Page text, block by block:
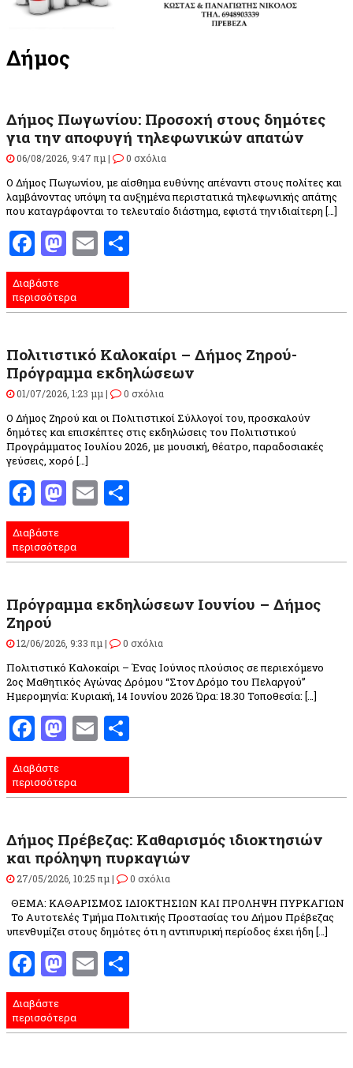
Δήμος
Δήμος Πωγωνίου: Προσοχή στους δημότες
για την αποφυγή τηλεφωνικών απατών
06/08/2026, 9:47 πμ | 0 σχόλια
Ο Δήμος Πωγωνίου, με αίσθημα ευθύνης απέναντι στους πολίτες και
λαμβάνοντας υπόψη τα αυξημένα περιστατικά τηλεφωνικής απάτης
που καταγράφονται το τελευταίο διάστημα, εφιστά την ιδιαίτερη […]
Facebook
Mastodon
Email
Διαβάστε
περισσότερα
Πολιτιστικό Καλοκαίρι – Δήμος Ζηρού-
Πρόγραμμα εκδηλώσεων
01/07/2026, 1:23 μμ | 0 σχόλια
Ο Δήμος Ζηρού και οι Πολιτιστικοί Σύλλογοί του, προσκαλούν
δημότες και επισκέπτες στις εκδηλώσεις του Πολιτιστικού
Προγράμματος Ιουλίου 2026, με μουσική, θέατρο, παραδοσιακές
γεύσεις, χορό […]
Facebook
Mastodon
Email
Διαβάστε
περισσότερα
Πρόγραμμα εκδηλώσεων Ιουνίου – Δήμος
Ζηρού
12/06/2026, 9:33 πμ | 0 σχόλια
Πολιτιστικό Καλοκαίρι – Ένας Ιούνιος πλούσιος σε περιεχόμενο
2ος Μαθητικός Αγώνας Δρόμου “Στον Δρόμο του Πελαργού”
Ημερομηνία: Κυριακή, 14 Ιουνίου 2026 Ώρα: 18.30 Τοποθεσία: […]
Facebook
Mastodon
Email
Διαβάστε
περισσότερα
Δήμος Πρέβεζας: Καθαρισμός ιδιοκτησιών
και πρόληψη πυρκαγιών
27/05/2026, 10:25 πμ | 0 σχόλια
ΘΕΜΑ: ΚΑΘΑΡΙΣΜΟΣ ΙΔΙΟΚΤΗΣΙΩΝ ΚΑΙ ΠΡΟΛΗΨΗ ΠΥΡΚΑΓΙΩΝ
Το Αυτοτελές Τμήμα Πολιτικής Προστασίας του Δήμου Πρέβεζας
υπενθυμίζει στους δημότες ότι η αντιπυρική περίοδος έχει ήδη […]
Facebook
Mastodon
Email
Διαβάστε
περισσότερα